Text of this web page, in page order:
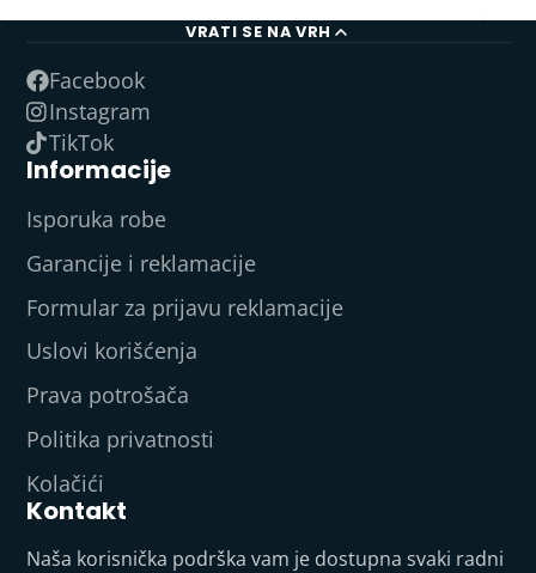
VRATI SE NA VRH
Facebook
Instagram
TikTok
Informacije
Isporuka robe
Garancije i reklamacije
Formular za prijavu reklamacije
Uslovi korišćenja
Prava potrošača
Politika privatnosti
Kolačići
Kontakt
Naša korisnička podrška vam je dostupna svaki radni